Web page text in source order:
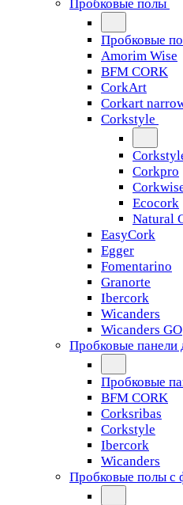
Пробковые полы
Пробковые
Amorim Wise
BFM CORK
CorkArt
Corkart
Corkstyle
Corkpro
Ecocork
Natural
EasyCork
Egger
Fomentarino
Granorte
Ibercork
Wicanders
Wicanders GO
Пробковые панели
Пробковые
BFM CORK
Corksribas
Corkstyle
Ibercork
Wicanders
Пробковые полы с